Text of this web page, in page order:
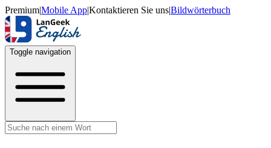
Premium|Mobile App|Kontaktieren Sie uns|Bildwörterbuch
Toggle navigation